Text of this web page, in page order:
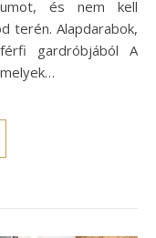
és nem kell
terén. Alapdarabok,
gardróbjából A